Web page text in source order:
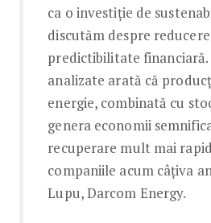
ca o investiție de
discutăm despre
predictibilitate financiară.
analizate arată că
energie, combinată cu
genera economii
recuperare mult mai
companiile acum câțiva
Lupu, Darcom Energy.